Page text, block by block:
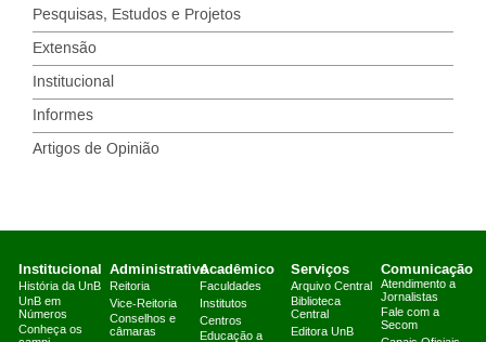
Pesquisas, Estudos e Projetos
Extensão
Institucional
Informes
Artigos de Opinião
Institucional
História da UnB
UnB em
Números
Conheça os
Administrativo
Reitoria
Vice-Reitoria
Conselhos e
câmaras
Acadêmico
Faculdades
Institutos
Centros
Educação a
Serviços
Arquivo Central
Biblioteca
Central
Editora UnB
Comunicação
Atendimento a
Jornalistas
Fale com a
Secom